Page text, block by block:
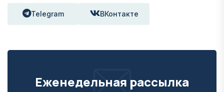
Telegram ВКонтакте
Еженедельная рассылка